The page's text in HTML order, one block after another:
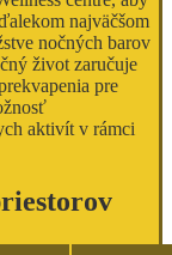
najväčšom
nočných barov
život zaručuje
pre
aktivít v rámci